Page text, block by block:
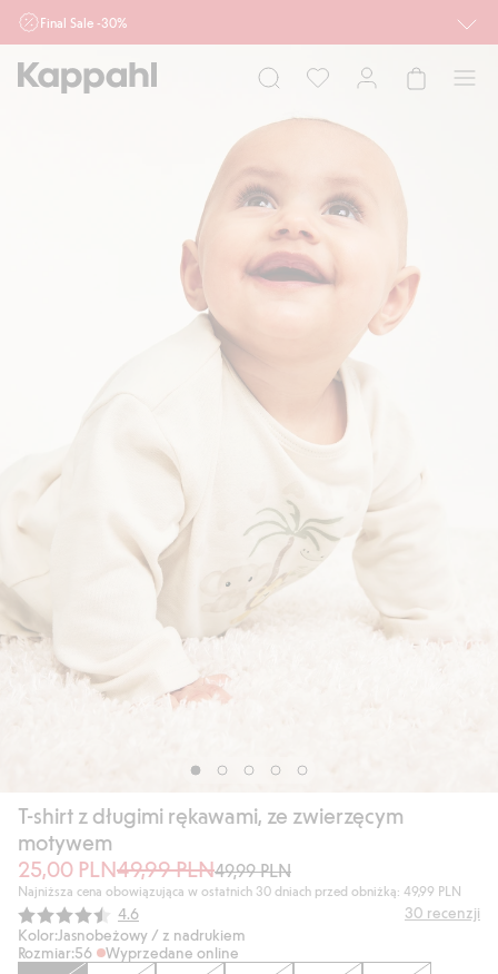
Final Sale -30%
działu outlet do 10.8 w sklepach Kappahl i Newbie oraz na kappahl.com. Ofert
nie łączymy
Dziecko
Niemowlę
T-shirt z długimi rękawami, ze zwierzęcym
motywem
25,00 PLN49,99 PLN49,99 PLN
Najniższa cena obowiązująca w ostatnich 30 dniach przed obniżką: 49,99 PLN
Średnia ocena:
4.6 30 recenzji
Kolor:Jasnobeżowy / z nadrukiem
Rozmiar:56 Wyprzedane online